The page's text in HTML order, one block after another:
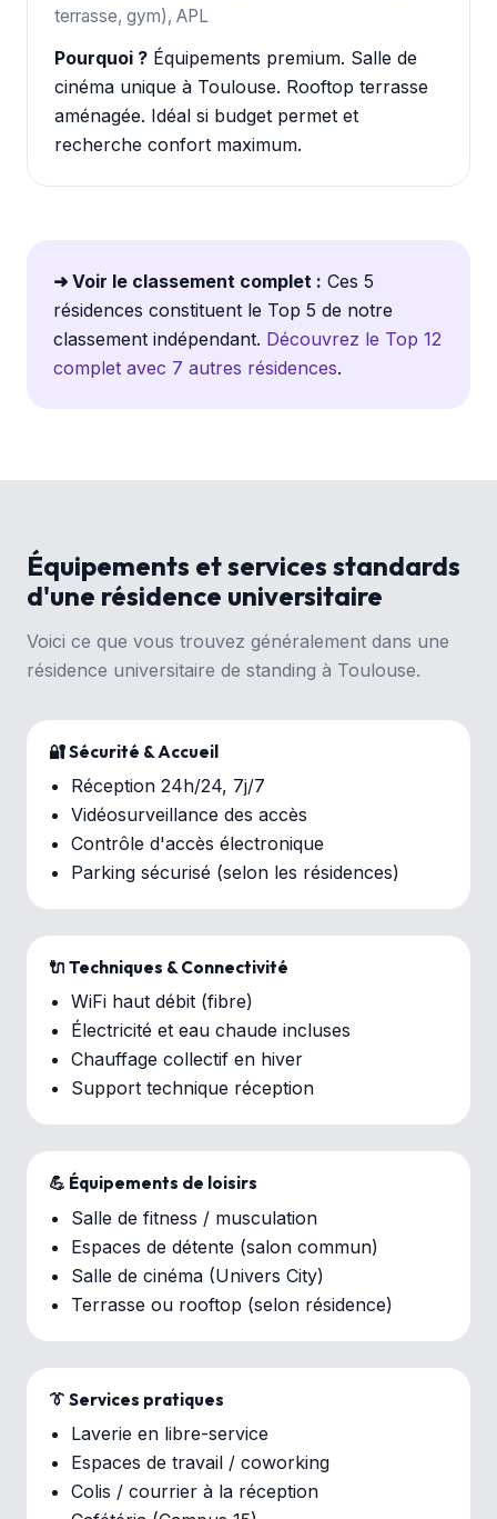
terrasse, gym), APL
Pourquoi ? Équipements premium. Salle de
cinéma unique à Toulouse. Rooftop terrasse
aménagée. Idéal si budget permet et
recherche confort maximum.
➜ Voir le classement complet : Ces 5
résidences constituent le Top 5 de notre
classement indépendant. Découvrez le Top 12
complet avec 7 autres résidences.
Équipements et services standards
d'une résidence universitaire
Voici ce que vous trouvez généralement dans une
résidence universitaire de standing à Toulouse.
🔐 Sécurité & Accueil
Réception 24h/24, 7j/7
Vidéosurveillance des accès
Contrôle d'accès électronique
Parking sécurisé (selon les résidences)
🔌 Techniques & Connectivité
WiFi haut débit (fibre)
Électricité et eau chaude incluses
Chauffage collectif en hiver
Support technique réception
💪 Équipements de loisirs
Salle de fitness / musculation
Espaces de détente (salon commun)
Salle de cinéma (Univers City)
Terrasse ou rooftop (selon résidence)
👔 Services pratiques
Laverie en libre-service
Espaces de travail / coworking
Colis / courrier à la réception